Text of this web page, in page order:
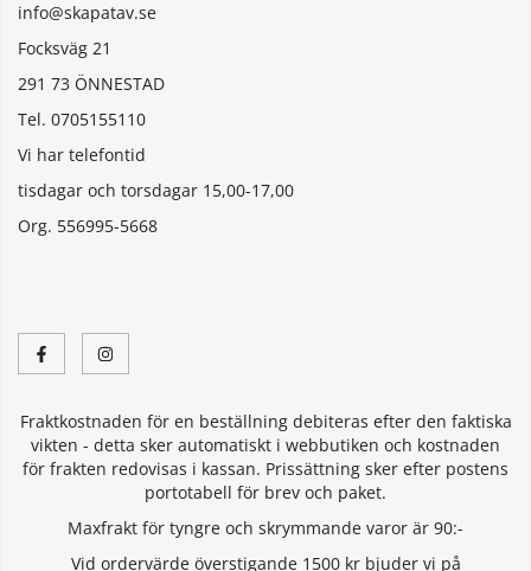
info@skapatav.se
Focksväg 21
291 73 ÖNNESTAD
Tel. 0705155110
Vi har telefontid
tisdagar och torsdagar 15,00-17,00
Org. 556995-5668
Fraktkostnaden för en beställning debiteras efter den faktiska
vikten - detta sker automatiskt i webbutiken och kostnaden
för frakten redovisas i kassan. Prissättning sker efter postens
portotabell för brev och paket.
Maxfrakt för tyngre och skrymmande varor är 90:-
Vid ordervärde överstigande 1500 kr bjuder vi på